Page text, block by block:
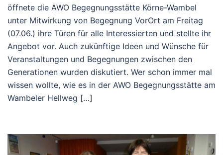
öffnete die AWO Begegnungsstätte Körne-Wambel
unter Mitwirkung von Begegnung VorOrt am Freitag
(07.06.) ihre Türen für alle Interessierten und stellte ihr
Angebot vor. Auch zukünftige Ideen und Wünsche für
Veranstaltungen und Begegnungen zwischen den
Generationen wurden diskutiert. Wer schon immer mal
wissen wollte, wie es in der AWO Begegnungsstätte am
Wambeler Hellweg […]